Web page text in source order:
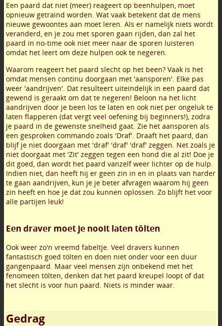
Een paard dat niet (meer) reageert op beenhulpen, moet
opnieuw getraind worden. Wat vaak betekent dat de mens
nieuwe gewoontes aan moet leren. Als er namelijk niets wordt
veranderd, en je zou met sporen gaan rijden, dan zal het
paard in no-time ook niet meer naar de sporen luisteren
omdat het leert om deze hulpen ook te negeren.
Waarom reageert het paard slecht op het been? Vaak is het
omdat mensen continu doorgaan met 'aansporen'. Elke pas
weer 'aandrijven'. Dat resulteert uiteindelijk in een paard dat
gewend is geraakt om dat te negeren! Beloon na het licht
aandrijven door je been los te laten en ook niet per ongeluk te
laten flapperen (dat vergt veel oefening bij beginners!), zodra
je paard in de gewenste snelheid gaat. Zie het aansporen als
een gesproken commando zoals 'Draf'. Draaft het paard, dan
blijf je niet doorgaan met 'draf' 'draf' 'draf' zeggen. Net zoals je
niet doorgaat met 'Zit' zeggen tegen een hond die al zit! Doe je
dit goed, dan wordt het paard vanzelf weer lichter op de hulp.
Indien niet, dan heeft hij er geen zin in en in plaats van harder
te gaan aandrijven, kun je je beter afvragen waarom hij geen
zin heeft en hoe je dat zou kunnen oplossen. Zo blijft het voor
alle partijen leuk!
Een draver moet je nooit laten tölten
Ook weer zo'n vreemd fabeltje. Veel dravers kunnen
fantastisch goed tölten en doen niet onder voor een duur
gangenpaard. Maar veel mensen zijn onbekend met het
fenomeen tölten, denken dat het paard kreupel loopt of dat
het slecht is voor hun paard. Niets is minder waar.
Gedrag